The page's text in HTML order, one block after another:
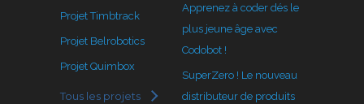
Projet Timbtrack
Projet Belrobotics
Projet Quimbox
Tous les projets
Apprenez à coder dés le
plus jeune âge avec
Codobot !
SuperZero ! Le nouveau
distributeur de produits